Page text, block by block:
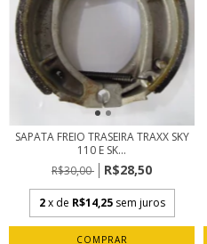
SAPATA FREIO TRASEIRA TRAXX SKY
110 E SK...
R$30,00
R$28,50
2 x de R$14,25 sem juros